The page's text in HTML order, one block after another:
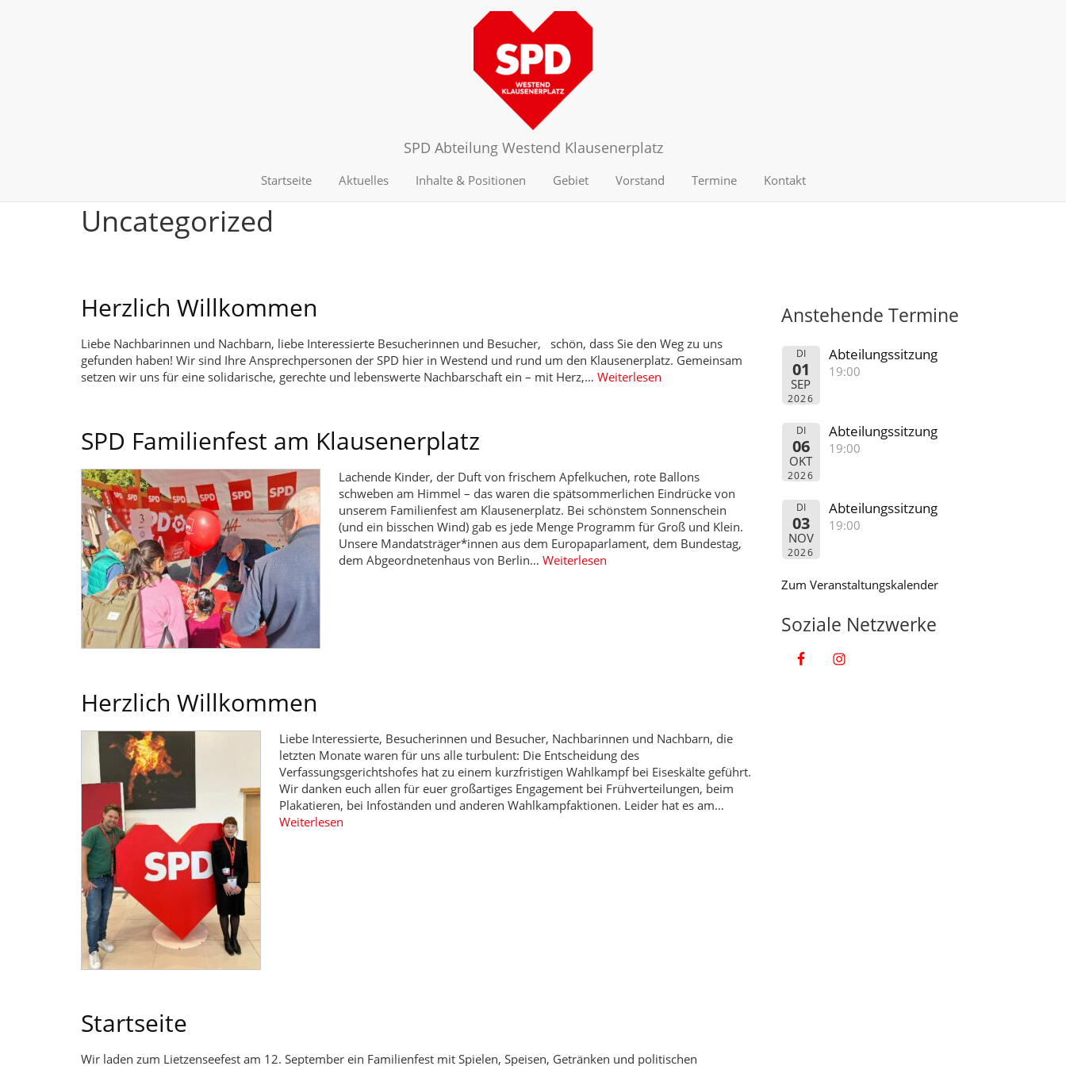
SPD Abteilung Westend Klausenerplatz
Startseite Aktuelles Inhalte & Positionen Gebiet Vorstand Termine Kontakt
Uncategorized
Herzlich Willkommen
Liebe Nachbarinnen und Nachbarn, liebe Interessierte Besucherinnen und Besucher, schön, dass Sie den Weg zu uns
gefunden haben! Wir sind Ihre Ansprechpersonen der SPD hier in Westend und rund um den Klausenerplatz. Gemeinsam
setzen wir uns für eine solidarische, gerechte und lebenswerte Nachbarschaft ein – mit Herz,… Weiterlesen
SPD Familienfest am Klausenerplatz
Lachende Kinder, der Duft von frischem Apfelkuchen, rote Ballons
schweben am Himmel – das waren die spätsommerlichen Eindrücke von
unserem Familienfest am Klausenerplatz. Bei schönstem Sonnenschein
(und ein bisschen Wind) gab es jede Menge Programm für Groß und Klein.
Unsere Mandatsträger*innen aus dem Europaparlament, dem Bundestag,
dem Abgeordnetenhaus von Berlin… Weiterlesen
Herzlich Willkommen
Liebe Interessierte, Besucherinnen und Besucher, Nachbarinnen und Nachbarn, die
letzten Monate waren für uns alle turbulent: Die Entscheidung des
Verfassungsgerichtshofes hat zu einem kurzfristigen Wahlkampf bei Eiseskälte geführt.
Wir danken euch allen für euer großartiges Engagement bei Frühverteilungen, beim
Plakatieren, bei Infoständen und anderen Wahlkampfaktionen. Leider hat es am…
Weiterlesen
Startseite
Wir laden zum Lietzenseefest am 12. September ein Familienfest mit Spielen, Speisen, Getränken und politischen
Anstehende Termine
DI
01
SEP
2026
Abteilungssitzung
19:00
DI
06
OKT
2026
Abteilungssitzung
19:00
DI
03
NOV
2026
Abteilungssitzung
19:00
Zum Veranstaltungskalender
Soziale Netzwerke